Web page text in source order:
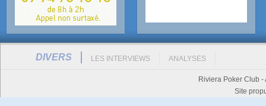
DIVERS LES INTERVIEWS ANALYSES
Riviera Poker Club
Site